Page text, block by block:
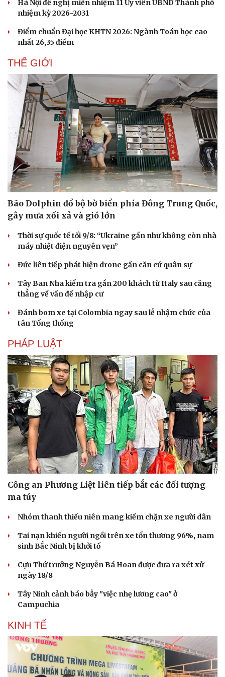
Du lịch
Tư vấn
Săn Tour
check-in
Podcast
Câu chuyện thời sự
Đọc truyện đêm khuya
Cửa sổ tình yêu
Kể chuyện cho bé
Hạt giống tâm hồn
Hà Nội đề nghị miễn nhiệm 11 Ủy viên UBND Thành phố
nhiệm kỳ 2026-2031
Điểm chuẩn Đại học KHTN 2026: Ngành Toán học cao
nhất 26,35 điểm
THẾ GIỚI
Bão Dolphin đổ bộ bờ biển phía Đông Trung Quốc,
gây mưa xối xả và gió lớn
Thời sự quốc tế tối 9/8: “Ukraine gần như không còn nhà
máy nhiệt điện nguyên vẹn”
Đức liên tiếp phát hiện drone gần căn cứ quân sự
Tây Ban Nha kiểm tra gần 200 khách từ Italy sau căng
thẳng về vấn đề nhập cư
Đánh bom xe tại Colombia ngay sau lễ nhậm chức của
tân Tổng thống
PHÁP LUẬT
Công an Phương Liệt liên tiếp bắt các đối tượng
ma túy
Nhóm thanh thiếu niên mang kiếm chặn xe người dân
Tai nạn khiến người ngồi trên xe tổn thương 96%, nam
sinh Bắc Ninh bị khởi tố
Cựu Thứ trưởng Nguyễn Bá Hoan được đưa ra xét xử
ngày 18/8
Tây Ninh cảnh báo bẫy "việc nhẹ lương cao" ở
Campuchia
KINH TẾ